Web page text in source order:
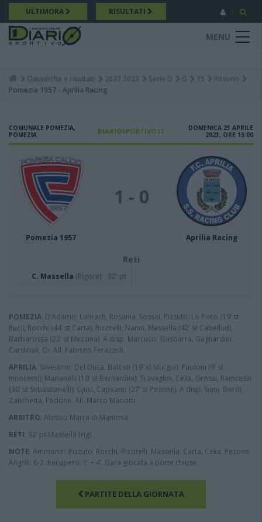
Salta
al
contenuto
principale
ULTIMORA RISULTATI
MENU
Breadcrumb
Classifiche e risultati 2022 2023 Serie D G 15
Ritorno
Pomezia 1957 - Aprilia Racing
COMUNALE POMEZIA,
POMEZIA
DIARIOSPORTIVO.IT
DOMENICA 23 APRILE
2023, ORE 15:00
Pomezia 1957
1 - 0
Aprilia Racing
Reti
C. Massella (Rigore) 32' pt
POMEZIA: D’Adamo; Lahrach, Rosania, Sossai, Pizzuto; Lo Pinto (19’ st
Ruci), Rocchi (44’ st Carta), Rizzitelli; Nanni, Massella (42’ st Cabellud),
Barbarossa (22’ st Mezzina). A disp. Marcucci, Gasbarra, Gagliardini,
Cardinali, Oi. All. Fabrizio Ferazzoli.
APRILIA: Silvestrini; Del Duca, Battisti (19’ st Murgia), Paoloni (9’ st
Innocenti), Marianelli (19’ st Bernardini); Travaglini, Ceka, Grossi, Ramceski
(30’ st Sebastianelli); Gjuci, Capuano (27’ st Pezone). A disp. Siani, Bordi,
Zanchetta, Pedone. All. Marco Mariotti.
ARBITRO: Alessio Marra di Mantova.
RETI: 32’ pt Massella (rig).
NOTE: Ammoniti: Pizzuto, Rocchi, Rizzitelli, Massella, Carta, Ceka, Pezone.
Angoli: 6-2. Recupero: 1’ + 4’. Gara giocata a porte chiuse.
PARTITE DELLA GIORNATA